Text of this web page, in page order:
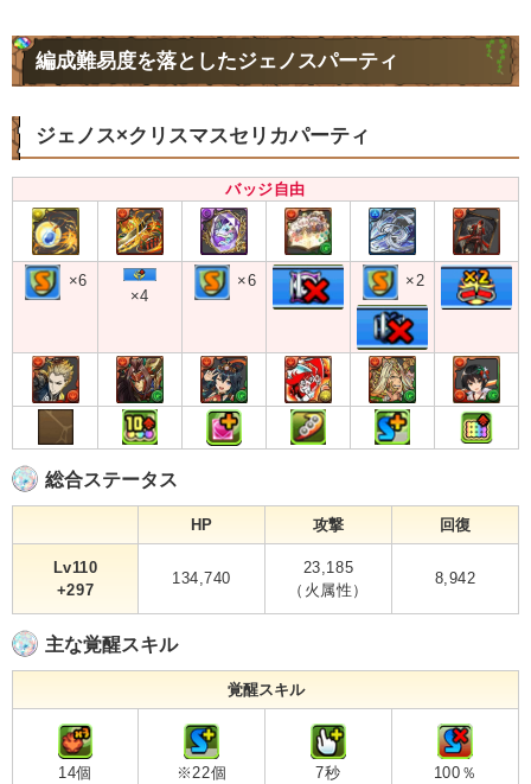
編成難易度を落としたジェノスパーティ
ジェノス×クリスマスセリカパーティ
バッジ自由
×6
×4
×6 ×2
総合ステータス
HP 攻撃 回復
Lv110
+297
134,740
23,185
（火属性）
8,942
主な覚醒スキル
覚醒スキル
14個 ※22個 7秒 100％